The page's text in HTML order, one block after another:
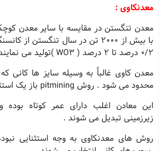
معدنکاوی :
معدن تنگستن در مقایسه با سایر معدن
با بیش از 2000 تن در سال تنگستن از
0/2 درصد تا 2 درصد ( WO3 )تولید می نمایند .
معدن کاوی غالباً به وسیله سایز ها کانی
محدود می شود . روش pitmining باز یک استثناست .
این معادن اغلب دارای عمر کوتاه
زیرزمینی تبدیل می شوند .
روش های معدنکاوی به وجه استثنایی